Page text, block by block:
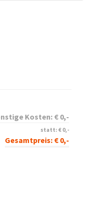
Kosten: € 0,-
statt: € 0,-
Gesamtpreis: € 0,-